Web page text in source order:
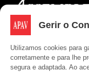
Gerir o
Utilizamos cookies para
corretamente e para lhe
segura e adaptada. Ao